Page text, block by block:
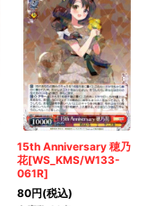
15th Anniversary 穂乃
花[WS_KMS/W133-
061R]
80円(税込)